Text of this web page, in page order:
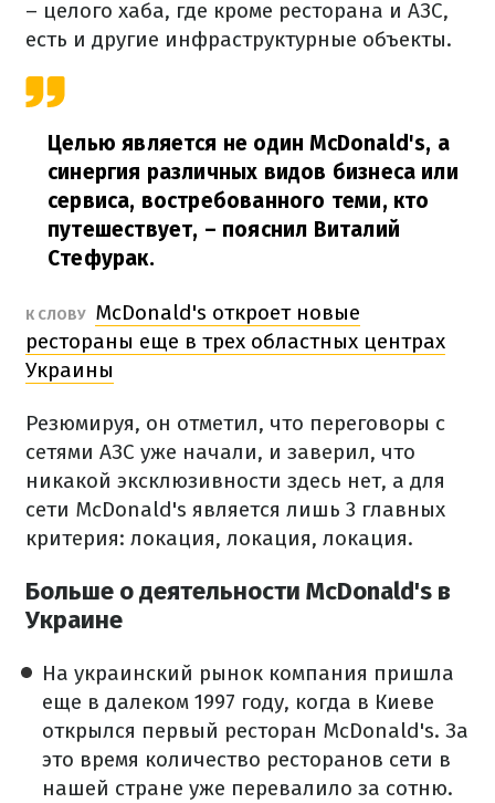
– целого хаба, где кроме ресторана и АЗС,
есть и другие инфраструктурные объекты.
Целью является не один McDonald's, а
синергия различных видов бизнеса или
сервиса, востребованного теми, кто
путешествует, – пояснил Виталий
Стефурак.
К СЛОВУ McDonald's откроет новые
рестораны еще в трех областных центрах
Украины
Резюмируя, он отметил, что переговоры с
сетями АЗС уже начали, и заверил, что
никакой эксклюзивности здесь нет, а для
сети McDonald's является лишь 3 главных
критерия: локация, локация, локация.
Больше о деятельности McDonald's в
Украине
На украинский рынок компания пришла
еще в далеком 1997 году, когда в Киеве
открылся первый ресторан McDonald's. За
это время количество ресторанов сети в
нашей стране уже перевалило за сотню.